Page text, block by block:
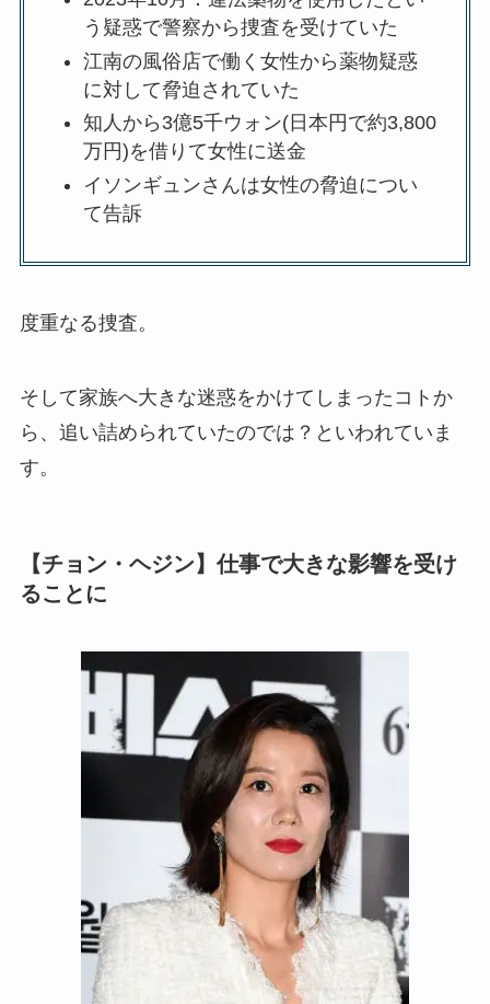
う疑惑で警察から捜査を受けていた
江南の風俗店で働く女性から薬物疑惑
に対して脅迫されていた
知人から3億5千ウォン(日本円で約3,800
万円)を借りて女性に送金
イソンギュンさんは女性の脅迫につい
て告訴
度重なる捜査。
そして家族へ大きな迷惑をかけてしまったコトか
ら、追い詰められていたのでは？といわれていま
す。
【チョン・ヘジン】仕事で大きな影響を受け
ることに